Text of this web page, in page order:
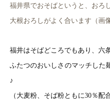
福井県でおそばというと、おろ
大根おろしがよく合います（画
福井はそばどころでもあり、六
ふたつのおいしさのマッチした
♪
（大麦粉、そば粉ともに30％ 配